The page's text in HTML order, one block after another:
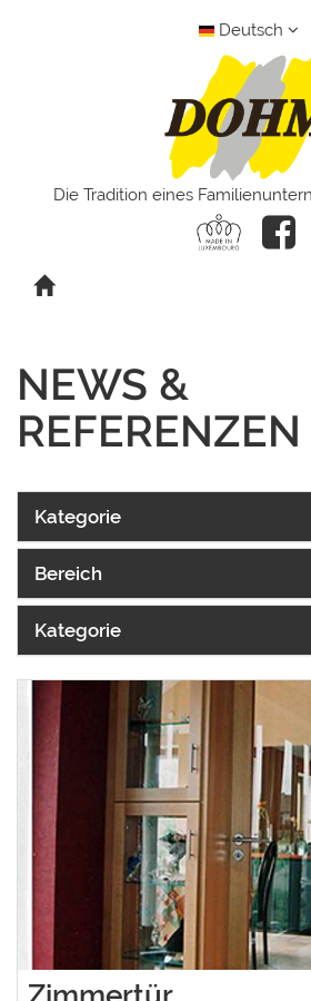
Deutsch
Die Tradition eines
NEWS &
REFERENZEN
Kategorie
Bereich
Kategorie